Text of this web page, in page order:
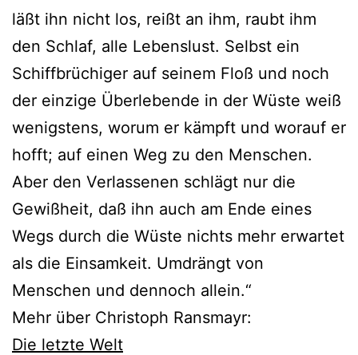
läßt ihn nicht los, reißt an ihm, raubt ihm
den Schlaf, alle Lebenslust. Selbst ein
Schiffbrüchiger auf seinem Floß und noch
der einzige Überlebende in der Wüste weiß
wenigstens, worum er kämpft und worauf er
hofft; auf einen Weg zu den Menschen.
Aber den Verlassenen schlägt nur die
Gewißheit, daß ihn auch am Ende eines
Wegs durch die Wüste nichts mehr erwartet
als die Einsamkeit. Umdrängt von
Menschen und dennoch allein.“
Mehr über Christoph Ransmayr:
Die letzte Welt